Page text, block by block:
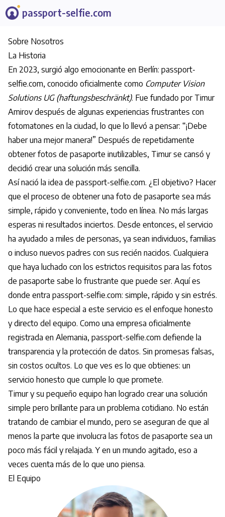
passport-selfie.com
Sobre Nosotros
La Historia
En 2023, surgió algo emocionante en Berlín: passport-
selfie.com, conocido oficialmente como Computer Vision
Solutions UG (haftungsbeschränkt). Fue fundado por Timur
Amirov después de algunas experiencias frustrantes con
fotomatones en la ciudad, lo que lo llevó a pensar: “¡Debe
haber una mejor manera!” Después de repetidamente
obtener fotos de pasaporte inutilizables, Timur se cansó y
decidió crear una solución más sencilla.
Así nació la idea de passport-selfie.com. ¿El objetivo? Hacer
que el proceso de obtener una foto de pasaporte sea más
simple, rápido y conveniente, todo en línea. No más largas
esperas ni resultados inciertos. Desde entonces, el servicio
ha ayudado a miles de personas, ya sean individuos, familias
o incluso nuevos padres con sus recién nacidos. Cualquiera
que haya luchado con los estrictos requisitos para las fotos
de pasaporte sabe lo frustrante que puede ser. Aquí es
donde entra passport-selfie.com: simple, rápido y sin estrés.
Lo que hace especial a este servicio es el enfoque honesto
y directo del equipo. Como una empresa oficialmente
registrada en Alemania, passport-selfie.com defiende la
transparencia y la protección de datos. Sin promesas falsas,
sin costos ocultos. Lo que ves es lo que obtienes: un
servicio honesto que cumple lo que promete.
Timur y su pequeño equipo han logrado crear una solución
simple pero brillante para un problema cotidiano. No están
tratando de cambiar el mundo, pero se aseguran de que al
menos la parte que involucra las fotos de pasaporte sea un
poco más fácil y relajada. Y en un mundo agitado, eso a
veces cuenta más de lo que uno piensa.
El Equipo